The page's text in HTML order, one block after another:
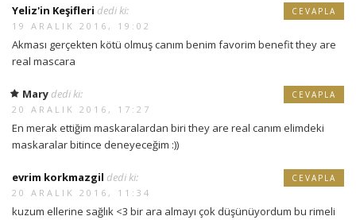
Yeliz'in Keşifleri dedi ki:
19 ARALIK 2016, 19:02
Akması gerçekten kötü olmuş canım benim favorim benefit they are
real mascara
CEVAPLA
Mary dedi ki:
20 ARALIK 2016, 17:27
En merak ettiğim maskaralardan biri they are real canım elimdeki
maskaralar bitince deneyeceğim :))
CEVAPLA
evrim korkmazgil dedi ki:
20 ARALIK 2016, 11:34
kuzum ellerine sağlık <3 bir ara almayı çok düşünüyordum bu rimeli
CEVAPLA